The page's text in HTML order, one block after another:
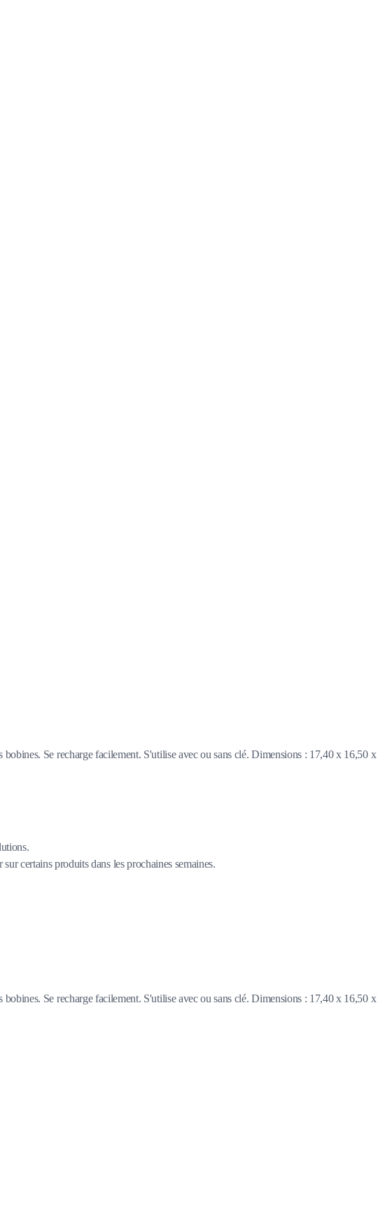
Se recharge facilement. S'utilise avec ou sans clé. Dimensions : 17,40 x 16,50 x
certains produits dans les prochaines semaines.
Se recharge facilement. S'utilise avec ou sans clé. Dimensions : 17,40 x 16,50 x